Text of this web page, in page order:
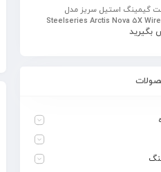
گیمینگ استیل سریز مدل
Steelseries Arctis Nova 5X
بگیرید